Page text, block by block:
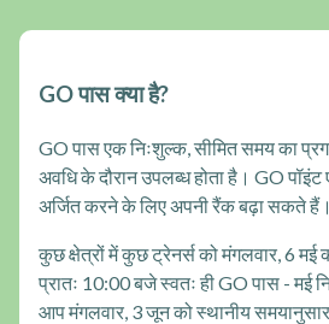
GO पास क्या है?
GO पास एक निःशुल्क, सीमित समय का
अवधि के दौरान उपलब्ध होता है। GO
अर्जित करने के लिए अपनी रैंक बढ़ा सकते हैं।
कुछ क्षेत्रों में कुछ ट्रेनर्स को मंगलवार, 6 मई
प्रातः 10:00 बजे स्वतः ही GO पास - मई
आप मंगलवार, 3 जून को स्थानीय